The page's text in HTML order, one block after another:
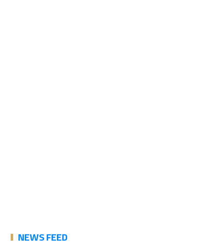
NEWS FEED